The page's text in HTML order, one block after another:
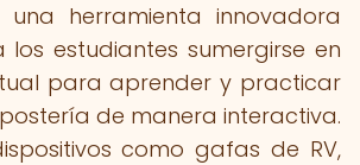
herramienta innovadora
estudiantes sumergirse en
para aprender y practicar
de manera interactiva.
como gafas de RV,